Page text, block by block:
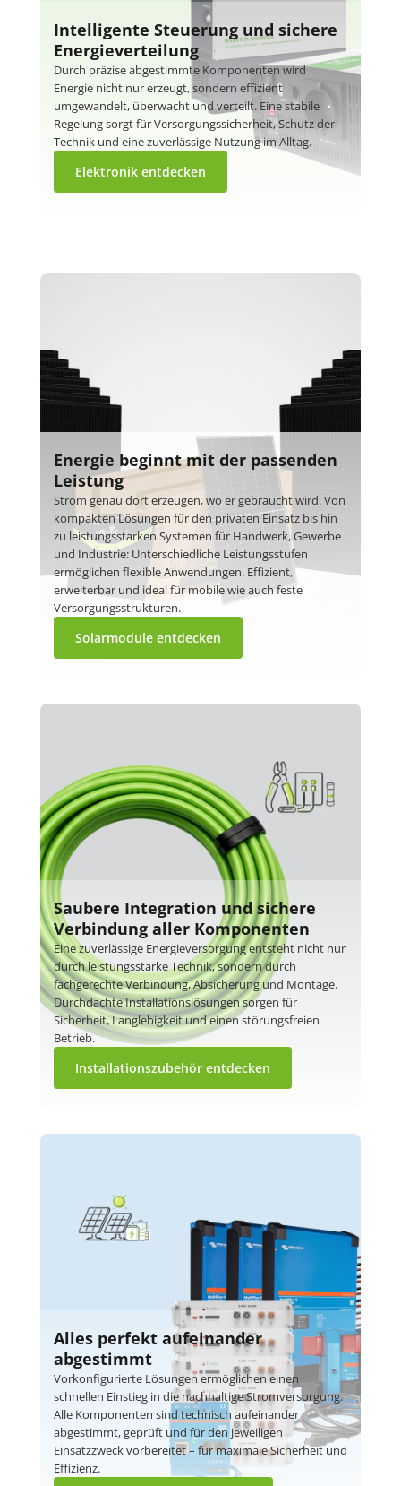
Intelligente Steuerung und sichere
Energieverteilung
Durch präzise abgestimmte Komponenten wird
Energie nicht nur erzeugt, sondern effizient
umgewandelt, überwacht und verteilt. Eine stabile
Regelung sorgt für Versorgungssicherheit, Schutz der
Technik und eine zuverlässige Nutzung im Alltag.
Elektronik entdecken
Energie beginnt mit der passenden
Leistung
Strom genau dort erzeugen, wo er gebraucht wird. Von
kompakten Lösungen für den privaten Einsatz bis hin
zu leistungsstarken Systemen für Handwerk, Gewerbe
und Industrie: Unterschiedliche Leistungsstufen
ermöglichen flexible Anwendungen. Effizient,
erweiterbar und ideal für mobile wie auch feste
Versorgungsstrukturen.
Solarmodule entdecken
Saubere Integration und sichere
Verbindung aller Komponenten
Eine zuverlässige Energieversorgung entsteht nicht nur
durch leistungsstarke Technik, sondern durch
fachgerechte Verbindung, Absicherung und Montage.
Durchdachte Installationslösungen sorgen für
Sicherheit, Langlebigkeit und einen störungsfreien
Betrieb.
Installationszubehör entdecken
Alles perfekt aufeinander
abgestimmt
Vorkonfigurierte Lösungen ermöglichen einen
schnellen Einstieg in die nachhaltige Stromversorgung.
Alle Komponenten sind technisch aufeinander
abgestimmt, geprüft und für den jeweiligen
Einsatzzweck vorbereitet – für maximale Sicherheit und
Effizienz.